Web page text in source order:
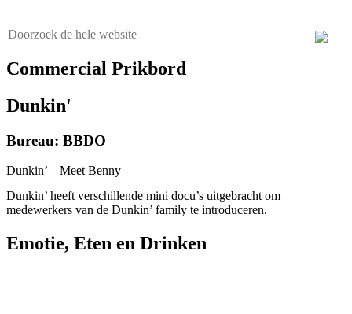
Commercial Prikbord
Dunkin'
Bureau: BBDO
Dunkin’ – Meet Benny
Dunkin’ heeft verschillende mini docu’s uitgebracht om
medewerkers van de Dunkin’ family te introduceren.
Emotie, Eten en Drinken